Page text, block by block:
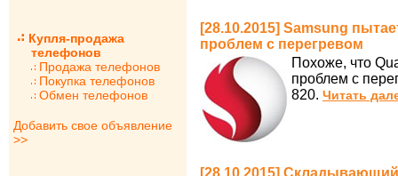
Купля-продажа
телефонов
Продажа телефонов
Покупка телефонов
Обмен телефонов
Добавить свое объявление
>>
[28.10.2015] Samsung
проблем с перегревом
Похоже, что
проблем с
820. Читать